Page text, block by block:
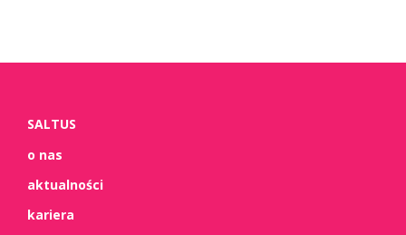
SALTUS
o nas
aktualności
kariera